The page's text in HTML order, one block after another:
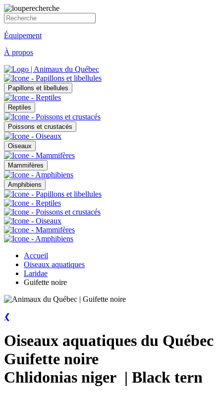
Équipement
À propos
Papillons et libellules
Reptiles
Poissons et crustacés
Oiseaux
Mammifères
Amphibiens
Accueil
Oiseaux aquatiques
Laridae
Guifette noire
❮
Oiseaux aquatiques du Québec
Guifette noire
Chlidonias niger | Black tern